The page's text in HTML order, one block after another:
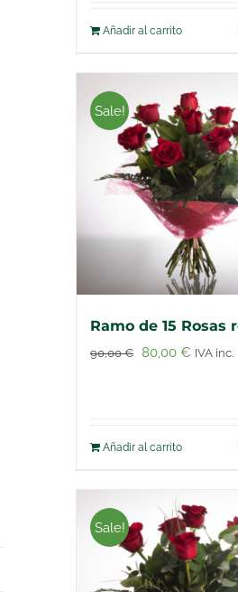
era:
Añadir al carrito
Sale!
Ramo de 15 Rosas
90,00€ El
90,00 €.
80,00 € El
80,00
IVA inc.
Añadir al carrito
Sale!